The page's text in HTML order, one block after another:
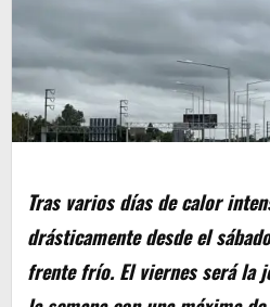
Tras varios días de calor
drásticamente desde el
frente frío. El viernes será la